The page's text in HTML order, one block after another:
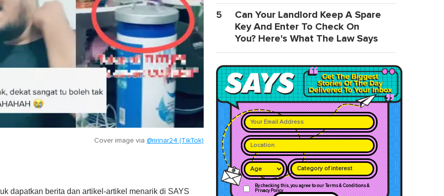
Cover image via @ririnar24 (TikTok)
dapatkan berita dan artikel-artikel menarik di SAYS
5
Can Your Landlord Keep A Spare
Key And Enter To Check On
You? Here's What The Law Says
Category of interest
By checking this, you agree to our Terms & Conditions &
Privacy Policy